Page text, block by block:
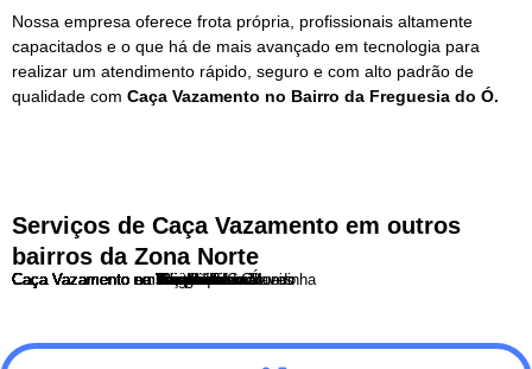
Nossa empresa oferece frota própria, profissionais altamente
capacitados e o que há de mais avançado em tecnologia para
realizar um atendimento rápido, seguro e com alto padrão de
qualidade com Caça Vazamento no Bairro da Freguesia do Ó.
Serviços de Caça Vazamento em outros
bairros da Zona Norte
Caça Vazamento no Bairro do Limão
Caça Vazamento na Brasilandia
Caça Vazamento na Casa Verde
Caça Vazamento na Freguesia do Ó
Caça Vazamento no Imirim
Caça Vazamento no Jaçanã
Caça Vazamento no Jaraguá
Caça Vazamento no Mandaqui
Caça Vazamento no Parque Edu Chaves
Caça Vazamento no Parque Novo Mundo
Caça Vazamento em Perus
Caça Vazamento em Pirituba
Caça Vazamento em Santana
Caça Vazamento no Tremembé
Caça Vazamento no Tucuruvi
Caça Vazamento na Vila Guilherme
Caça Vazamento na Vila Maria
Caça Vazamento na Vila Medeiros
Caça Vazamento na Vila Nova Cachoeirinha